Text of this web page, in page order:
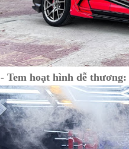
- Tem hoạt hình dễ thương: